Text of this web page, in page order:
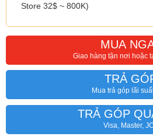
Store 32$ ~ 800K)
MUA
Giao hàng tận nơi hoặc
TRẢ
Mua trả góp lãi
TRẢ GÓP
Visa, Master,